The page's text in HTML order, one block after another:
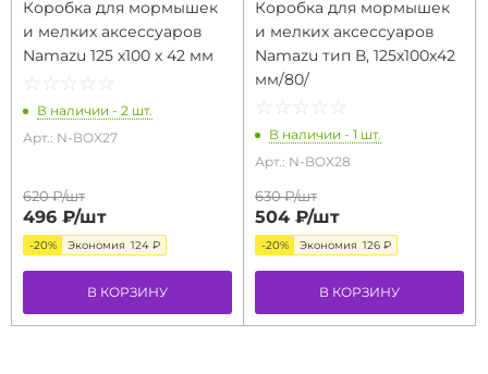
Коробка для мормышек
и мелких аксессуаров
Namazu 125 х100 х 42 мм
☆ ☆ ☆ ☆ ☆
★ ★ ★ ★ ★
В наличии - 2 шт.
Арт.: N-BOX27
620 ₽/шт
496 ₽/шт
-20% Экономия 124 ₽
В КОРЗИНУ
Коробка для мормышек
и мелких аксессуаров
Namazu тип В, 125х100х42
мм/80/
☆ ☆ ☆ ☆ ☆
★ ★ ★ ★ ★
В наличии - 1 шт.
Арт.: N-BOX28
630 ₽/шт
504 ₽/шт
-20% Экономия 126 ₽
В КОРЗИНУ